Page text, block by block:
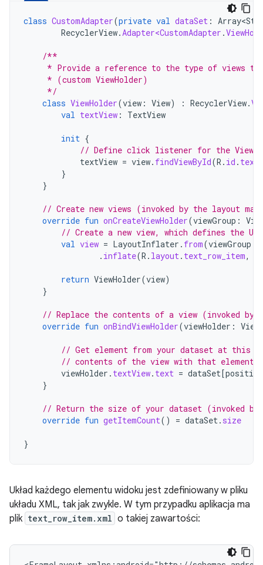
class CustomAdapter(private val dataSet :
RecyclerView.Adapter<CustomAdapter .
/**
* Provide a reference to the type of views
     * (custom ViewHolder)
     */
class ViewHolder(view : View) : RecyclerView.
val textView : TextView
init {
// Define click listener for the
textView = view. findViewById(R . id .
}
}
// Create new views (invoked by the layout
override fun onCreateViewHolder(viewGroup :
// Create a new view, which defines the
val view = LayoutInflater . from(viewGroup
. inflate(R . layout. text_row_item,
return ViewHolder(view)
}
// Replace the contents of a view (invoked by
override fun onBindViewHolder(viewHolder :
// Get element from your dataset at this
// contents of the view with that element
viewHolder . textView. text = dataSet[position
}
// Return the size of your dataset (invoked by
override fun getItemCount() = dataSet. size
}
Układ każdego elementu widoku jest zdefiniowany w pliku
układu XML, tak jak zwykle. W tym przypadku aplikacja ma
plik text_row_item.xml o takiej zawartości: